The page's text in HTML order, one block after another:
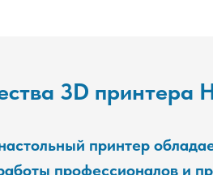
3D принтера
принтер
профессионалов и